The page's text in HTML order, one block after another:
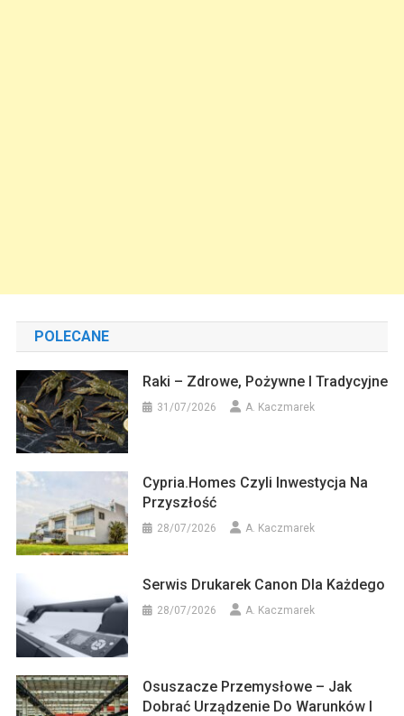
POLECANE
Raki – Zdrowe, Pożywne I Tradycyjne
31/07/2026 A. Kaczmarek
Cypria.homes Czyli Inwestycja Na
Przyszłość
28/07/2026 A. Kaczmarek
Serwis Drukarek Canon Dla Każdego
28/07/2026 A. Kaczmarek
Osuszacze Przemysłowe – Jak
Dobrać Urządzenie Do Warunków I